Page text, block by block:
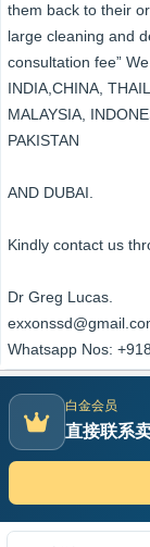
them back to their
large cleaning and
consultation fee”
INDIA,CHINA,
MALAYSIA,
PAKISTAN
AND DUBAI.
Kindly contact us
Dr Greg Lucas.
Whatsapp Nos:
白金会员
直接联系